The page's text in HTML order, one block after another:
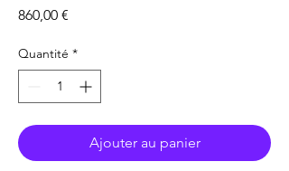
860,00 €
Quantité *
Ajouter au panier